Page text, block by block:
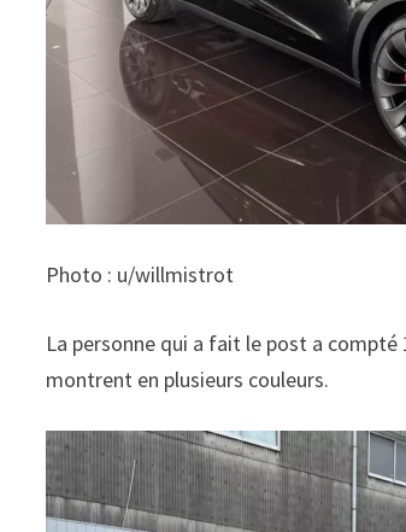
Photo : u/willmistrot
La personne qui a fait le post a
montrent en plusieurs couleurs.